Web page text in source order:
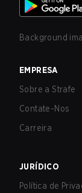
Background
EMPRESA
Sobre a Strafe
Contate-Nos
Carreira
JURÍDICO
Política de